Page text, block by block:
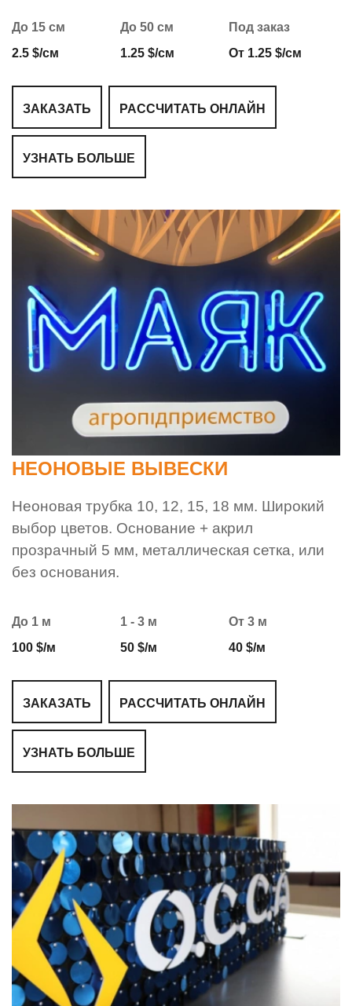
До 15 см
2.5 $/см
До 50 см
1.25 $/см
Под заказ
От 1.25 $/см
ЗАКАЗАТЬ РАССЧИТАТЬ ОНЛАЙН
УЗНАТЬ БОЛЬШЕ
НЕОНОВЫЕ ВЫВЕСКИ
Неоновая трубка 10, 12, 15, 18 мм. Широкий
выбор цветов. Основание + акрил
прозрачный 5 мм, металлическая сетка, или
без основания.
До 1 м
100 $/м
1 - 3 м
50 $/м
От 3 м
40 $/м
ЗАКАЗАТЬ РАССЧИТАТЬ ОНЛАЙН
УЗНАТЬ БОЛЬШЕ